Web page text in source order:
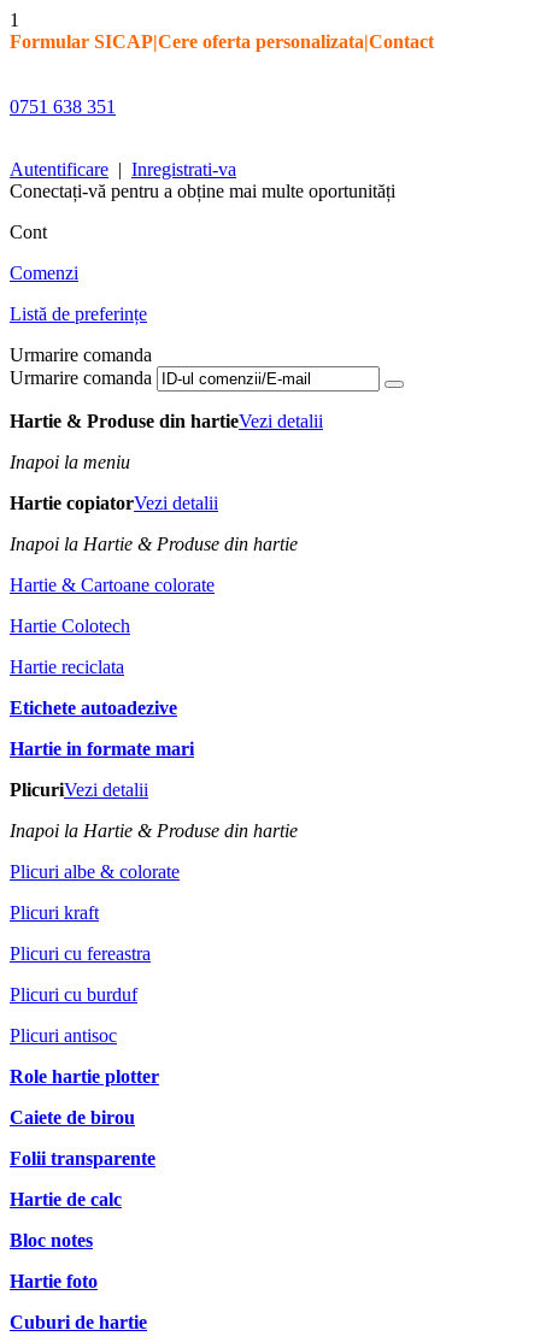
1
Formular SICAP|Cere oferta personalizata|Contact
0751 638 351
Autentificare | Inregistrati-va
Conectați-vă pentru a obține mai multe oportunități
Cont
Comenzi
Listă de preferințe
Urmarire comanda
Urmarire comanda
Hartie & Produse din hartieVezi detalii
Inapoi la meniu
Hartie copiatorVezi detalii
Inapoi la Hartie & Produse din hartie
Hartie & Cartoane colorate
Hartie Colotech
Hartie reciclata
Etichete autoadezive
Hartie in formate mari
PlicuriVezi detalii
Inapoi la Hartie & Produse din hartie
Plicuri albe & colorate
Plicuri kraft
Plicuri cu fereastra
Plicuri cu burduf
Plicuri antisoc
Role hartie plotter
Caiete de birou
Folii transparente
Hartie de calc
Bloc notes
Hartie foto
Cuburi de hartie